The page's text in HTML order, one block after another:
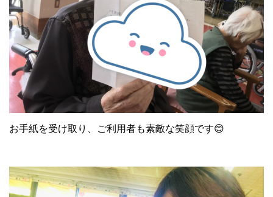
お手紙を受け取り、ご利用者も素敵な笑顔です😊